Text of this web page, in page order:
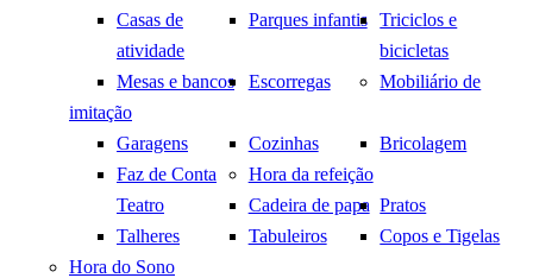
Casas de
atividade
Parques infantis
Triciclos e
bicicletas
Mesas e bancos
Escorregas
Mobiliário de
imitação
Garagens
Cozinhas
Bricolagem
Faz de Conta
Teatro
Hora da refeição
Cadeira de papa Pratos
Talheres
Tabuleiros
Copos e Tigelas
Hora do Sono